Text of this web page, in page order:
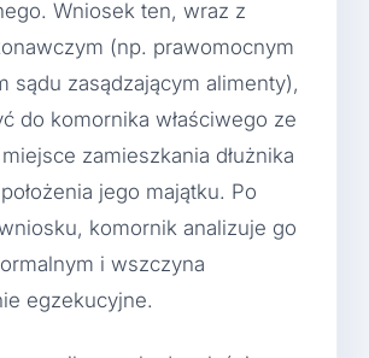
Wniosek ten, wraz z
(np. prawomocnym
sądu zasądzającym alimenty),
do komornika właściwego ze
zamieszkania dłużnika
jego majątku. Po
komornik analizuje go
i wszczyna
egzekucyjne.